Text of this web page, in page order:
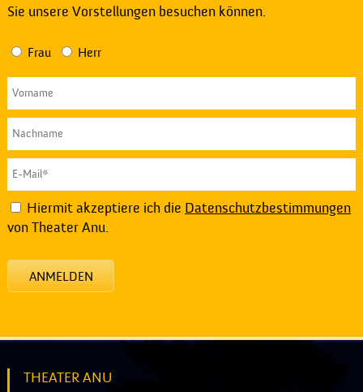
Sie unsere Vorstellungen besuchen können.
Frau Herr
Hiermit akzeptiere ich die Datenschutzbestimmungen
von Theater Anu.
ANMELDEN
THEATER ANU